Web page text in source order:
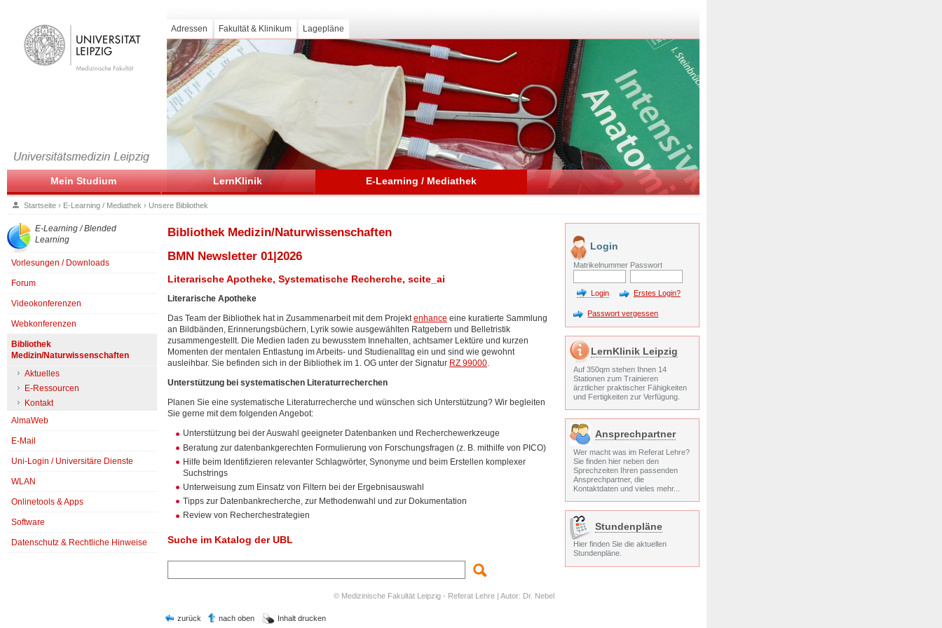
Adressen Fakultät & Klinikum Lagepläne
Mein Studium LernKlinik E-Learning / Mediathek
Startseite› E-Learning / Mediathek › Unsere Bibliothek
E-Learning / Blended
Learning
Vorlesungen / Downloads
Forum
Videokonferenzen
Webkonferenzen
Bibliothek
Medizin/Naturwissenschaften
Aktuelles
E-Ressourcen
Kontakt
AlmaWeb
E-Mail
Uni-Login / Universitäre Dienste
WLAN
Onlinetools & Apps
Software
Datenschutz & Rechtliche Hinweise
Bibliothek Medizin/Naturwissenschaften
BMN Newsletter 01|2026
Literarische Apotheke, Systematische Recherche, scite_ai
Literarische Apotheke
Das Team der Bibliothek hat in Zusammenarbeit mit dem Projektenhance eine kuratierte Sammlung
an Bildbänden, Erinnerungsbüchern, Lyrik sowie ausgewählten Ratgebern und Belletristik
zusammengestellt. Die Medien laden zu bewusstem Innehalten, achtsamer Lektüre und kurzen
Momenten der mentalen Entlastung im Arbeits- und Studienalltag ein und sind wie gewohnt
ausleihbar. Sie befinden sich in der Bibliothek im 1. OG unter der Signatur RZ 99000.
Unterstützung bei systematischen Literaturrecherchen
Planen Sie eine systematische Literaturrecherche und wünschen sich Unterstützung? Wir begleiten
Sie gerne mit dem folgenden Angebot:
Unterstützung bei der Auswahl geeigneter Datenbanken und Recherchewerkzeuge
Beratung zur datenbankgerechten Formulierung von Forschungsfragen (z. B. mithilfe von PICO)
Hilfe beim Identifizieren relevanter Schlagwörter, Synonyme und beim Erstellen komplexer
Suchstrings
Unterweisung zum Einsatz von Filtern bei der Ergebnisauswahl
Tipps zur Datenbankrecherche, zur Methodenwahl und zur Dokumentation
Review von Recherchestrategien
Suche im Katalog der UBL
© Medizinische Fakultät Leipzig - Referat Lehre | Autor: Dr. Nebel
zurück nach oben Inhalt drucken
Login
Matrikelnummer Passwort
Erstes Login?
Passwort vergessen
LernKlinik Leipzig
Auf 350qm stehen Ihnen 14
Stationen zum Trainieren
ärztlicher praktischer Fähigkeiten
und Fertigkeiten zur Verfügung.
Ansprechpartner
Wer macht was im Referat Lehre?
Sie finden hier neben den
Sprechzeiten Ihren passenden
Ansprechpartner, die
Kontaktdaten und vieles mehr...
Stundenpläne
Hier finden Sie die aktuellen
Stundenpläne.